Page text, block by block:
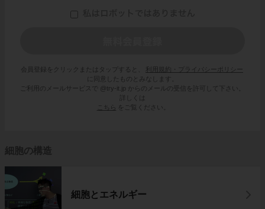
会員登録をクリックまたはタップすると、
利用規約・プライバシーポリシー
に同意したものとみなします。
ご利用のメールサービスで @try-it.jp からのメールの受信を許可して下さい。
詳しくは
こちら
をご覧ください。
細胞の構造
細胞とエネルギー